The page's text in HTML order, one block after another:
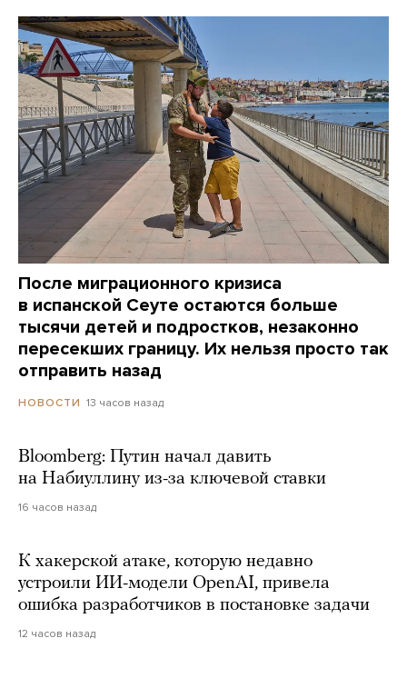
После миграционного кризиса
в испанской Сеуте остаются больше
тысячи детей и подростков, незаконно
пересекших границу. Их нельзя просто так
отправить назад
НОВОСТИ 13 часов назад
Bloomberg: Путин начал давить
на Набиуллину из-за ключевой ставки
16 часов назад
К хакерской атаке, которую недавно
устроили ИИ-модели OpenAI, привела
ошибка разработчиков в постановке задачи
12 часов назад